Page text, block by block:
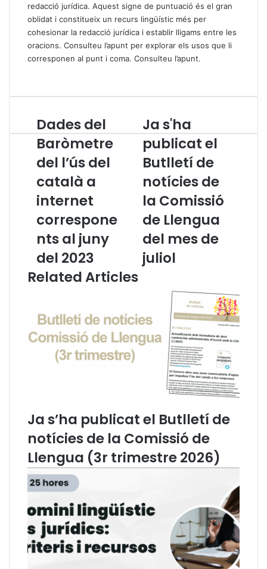
redacció jurídica. Aquest signe de puntuació és el gran
oblidat i constitueix un recurs lingüístic més per
cohesionar la redacció jurídica i establir lligams entre les
oracions. Consulteu l’apunt per explorar els usos que li
corresponen al punt i coma. Consulteu l’apunt.
D
a
d
e
d
e
l
B
r
ò
e
e
d
d
e
c
a
t
l
i
Dades del
Baròmetre
del l’ús del
català a
internet
correspone
nts al juny
del 2023
a
s
'
a
p
u
b
i
B
u
t
d
e
n
o
t
i
d
Ja s'ha
publicat el
Butlletí de
notícies de
la Comissió
de Llengua
del mes de
juliol
Related Articles
Ja s’ha publicat el Butlletí de
notícies de la Comissió de
Llengua (3r trimestre 2026)